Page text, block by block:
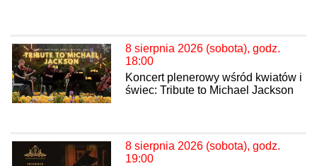
8 sierpnia 2026 (sobota), godz.
18:00
Koncert plenerowy wśród kwiatów i
świec: Tribute to Michael Jackson
8 sierpnia 2026 (sobota), godz.
19:00